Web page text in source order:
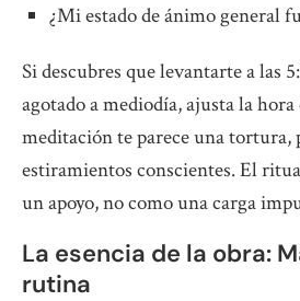
¿Mi estado de ánimo general
Si descubres que levantarte a las
agotado a mediodía, ajusta la
meditación te parece una tortura,
estiramientos conscientes. El
un apoyo, no como una carga
La esencia de la obra:
rutina